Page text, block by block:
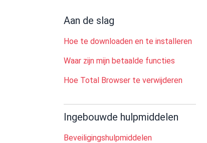
Aan de slag
Hoe te downloaden en te installeren
Waar zijn mijn betaalde functies
Hoe Total Browser te verwijderen
Ingebouwde hulpmiddelen
Beveiligingshulpmiddelen